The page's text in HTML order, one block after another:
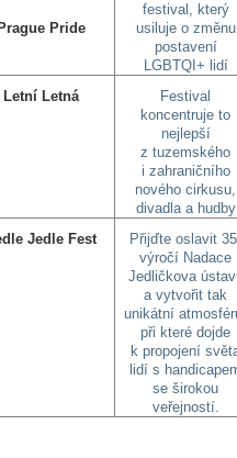
Prague Pride
festival, který
usiluje o změnu
postavení
LGBTQI+ lidí
Letní Letná
Festival
koncentruje to
nejlepší
z tuzemského
i zahraničního
nového cirkusu,
divadla a hudby
Jedle Fest
Přijďte oslavit
výročí Nadace
Jedličkova
a vytvořit tak
unikátní
při které dojde
k propojení
lidí s
se širokou
veřejností.